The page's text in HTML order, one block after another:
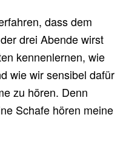
dass dem
drei Abende wirst
kennenlernen, wie
wie wir sensibel dafür
zu hören. Denn
Schafe hören meine